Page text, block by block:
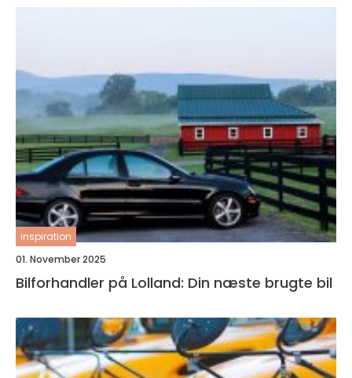
inspiration
01. November 2025
Bilforhandler på Lolland: Din næste brugte bil